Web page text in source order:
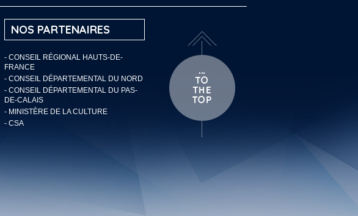
NOS PARTENAIRES
- CONSEIL RÉGIONAL HAUTS-DE-
FRANCE
- CONSEIL DÉPARTEMENTAL DU NORD
- CONSEIL DÉPARTEMENTAL DU PAS-
DE-CALAIS
- MINISTÈRE DE LA CULTURE
- CSA